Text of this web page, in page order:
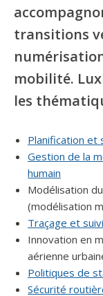
transitions
mobilité.
les
Planification et
Gestion de la
humain
Modélisation
(modélisation
Traçage et
Innovation en
aérienne
Politiques de
Sécurité